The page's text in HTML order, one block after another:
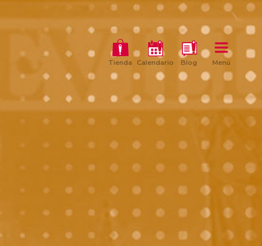
Tienda Calendario Blog Menú